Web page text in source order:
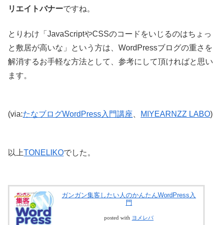
リエイトバナーですね。
とりわけ「JavaScriptやCSSのコードをいじるのはちょっ
と敷居が高いな」という方は、WordPressブログの重さを
解消するお手軽な方法として、参考にして頂ければと思い
ます。
(via:たなブログWordPress入門講座 MIYEARNZZ LABO)
以上TONELIKOでした。
ガンガン集客したい人のかんたんWordPress入
門
posted with ヨメレバ